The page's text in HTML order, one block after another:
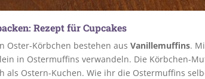
Rezept für Cupcakes
Oster-Körbchen bestehen aus Vanillemuffins.
in Ostermuffins verwandeln. Die Körbchen-
als Ostern-Kuchen. Wie ihr die Ostermuffins